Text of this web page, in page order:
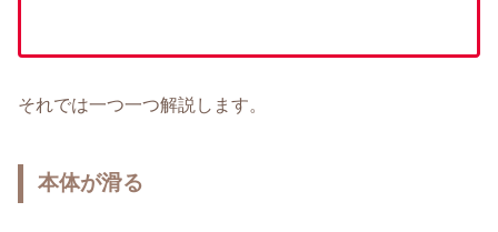
それでは一つ一つ解説します。
本体が滑る